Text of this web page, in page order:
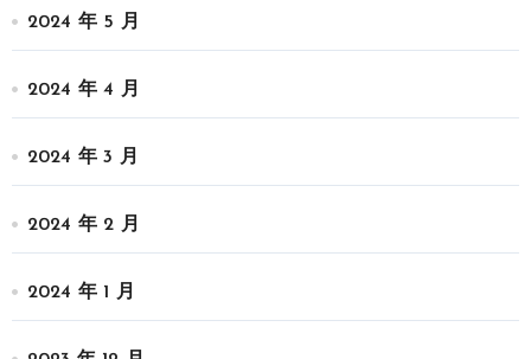
2024 年 5 月
2024 年 4 月
2024 年 3 月
2024 年 2 月
2024 年 1 月